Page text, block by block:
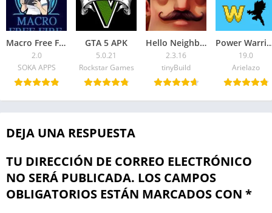
Macro Free Fire APK
2.0
SOKA APPS
GTA 5 APK
5.0.21
Rockstar Games
Hello Neighbor APK
2.3.16
tinyBuild
Power
19.0
Arielazo
DEJA UNA RESPUESTA
TU DIRECCIÓN DE CORREO ELECTRÓNICO
NO SERÁ PUBLICADA. LOS CAMPOS
OBLIGATORIOS ESTÁN MARCADOS CON *